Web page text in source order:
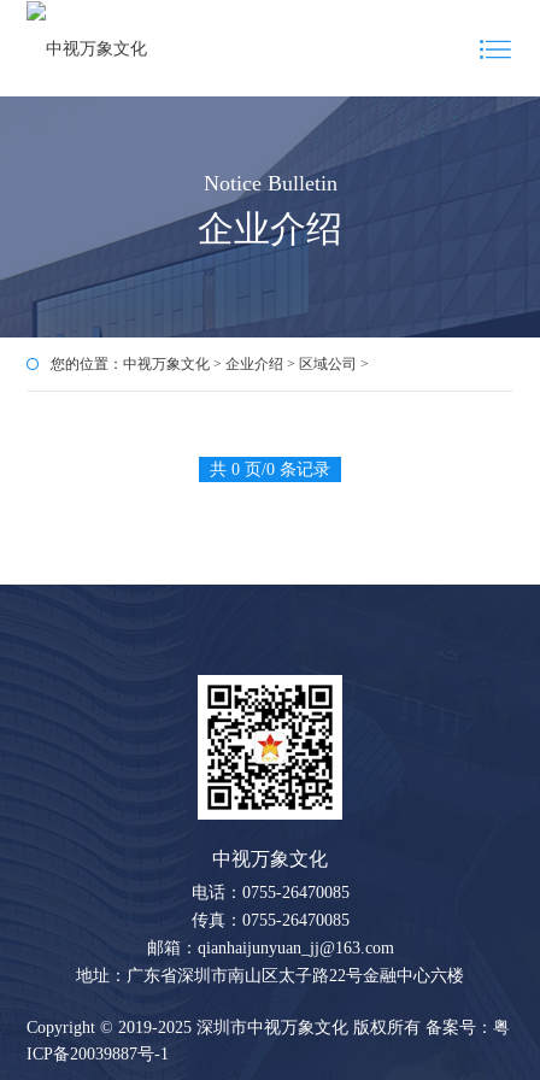
Notice Bulletin
企业介绍
您的位置：中视万象文化 >企业介绍 > 区域公司 >
共 0 页/0 条记录
中视万象文化
电话：0755-26470085
传真：0755-26470085
邮箱：qianhaijunyuan_jj@163.com
地址：广东省深圳市南山区太子路22号金融中心六楼
Copyright © 2019-2025 深圳市中视万象文化 版权所有备案号：粤
ICP备20039887号-1